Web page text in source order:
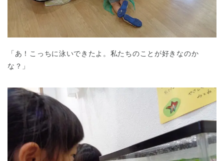
「あ！こっちに泳いできたよ。私たちのことが好きなのか
な？」